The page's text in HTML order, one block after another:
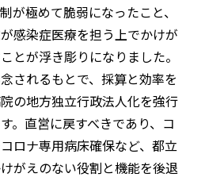
が極めて脆弱になったこと、
感染症医療を担う上でかけが
とが浮き彫りになりました。
されるもとで、採算と効率を
の地方独立行政法人化を強行
。直営に戻すべきであり、コ
ロナ専用病床確保など、都立
がえのない役割と機能を後退